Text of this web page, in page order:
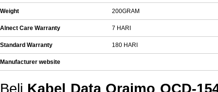
Weight 200GRAM
Alnect Care Warranty 7 HARI
Standard Warranty 180 HARI
Manufacturer website
Beli Kabel Data Oraimo OCD-